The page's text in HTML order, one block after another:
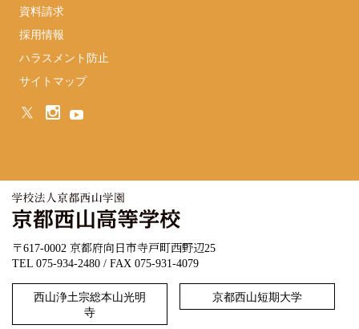
資料請求
採用情報
ハラスメント防止
サイトマップ
〒617-0002 京都府向日市寺戸町西野辺25
TEL 075-934-2480 / FAX 075-931-4079
西山浄土宗総本山光明
寺
京都西山短期大学